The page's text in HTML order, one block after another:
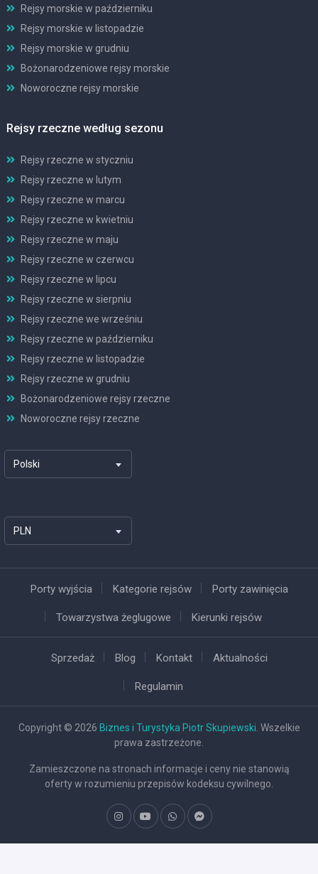
Rejsy morskie w październiku
Rejsy morskie w listopadzie
Rejsy morskie w grudniu
Bożonarodzeniowe rejsy morskie
Noworoczne rejsy morskie
Rejsy rzeczne według sezonu
Rejsy rzeczne w styczniu
Rejsy rzeczne w lutym
Rejsy rzeczne w marcu
Rejsy rzeczne w kwietniu
Rejsy rzeczne w maju
Rejsy rzeczne w czerwcu
Rejsy rzeczne w lipcu
Rejsy rzeczne w sierpniu
Rejsy rzeczne we wrześniu
Rejsy rzeczne w październiku
Rejsy rzeczne w listopadzie
Rejsy rzeczne w grudniu
Bożonarodzeniowe rejsy rzeczne
Noworoczne rejsy rzeczne
Polski
PLN
Porty wyjścia Kategorie rejsów Porty zawinięcia
Towarzystwa żeglugowe Kierunki rejsów
Sprzedaż Blog Kontakt Aktualności
Regulamin
Copyright © 2026 Biznes i Turystyka Piotr Skupiewski . Wszelkie
prawa zastrzeżone.
Zamieszczone na stronach informacje i ceny nie stanowią
oferty w rozumieniu przepisów kodeksu cywilnego.